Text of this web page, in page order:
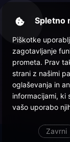
Posel(253)
Tehnologija
Zabava(58)
Zdravje(22)
Spletno
Piškotke
zagotavljanje
prometa. Prav
strani z našimi
oglaševanja in
informacijami, ki
vašo uporabo
Zavrni